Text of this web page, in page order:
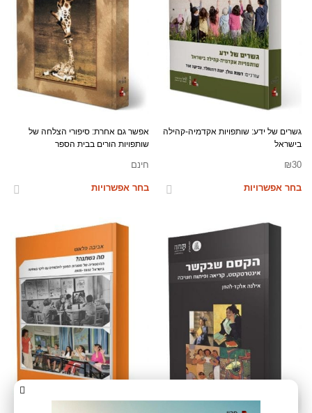
גשרים של ידע: שותפויות אקדמיה-קהילה
בישראל
₪30
בחר אפשרויות
אפשר גם אחרת: סיפורי הצלחה של
שותפויות הורים בבית הספר
חינם
בחר אפשרויות